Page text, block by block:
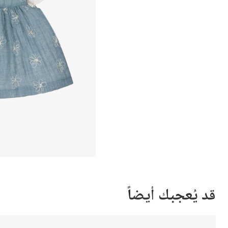
قد يُعجبك أيضاً